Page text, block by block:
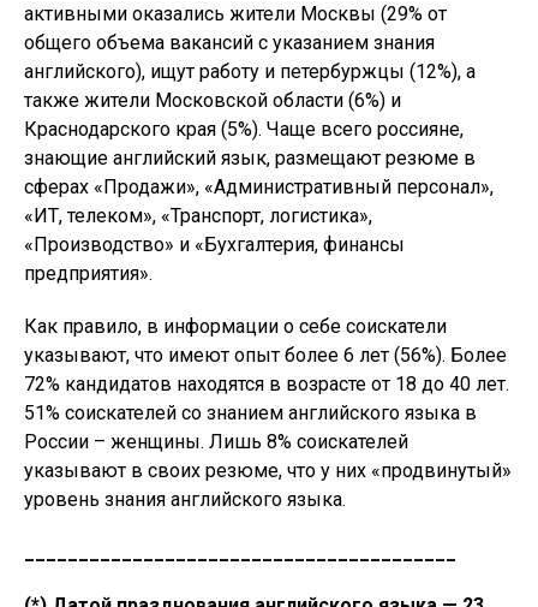
активными оказались жители Москвы (29% от
общего объема вакансий с указанием знания
английского), ищут работу и петербуржцы (12%), а
также жители Московской области (6%) и
Краснодарского края (5%). Чаще всего россияне,
знающие английский язык, размещают резюме в
сферах «Продажи», «Административный персонал»,
«ИТ, телеком», «Транспорт, логистика»,
«Производство» и «Бухгалтерия, финансы
предприятия».
Как правило, в информации о себе соискатели
указывают, что имеют опыт более 6 лет (56%). Более
72% кандидатов находятся в возрасте от 18 до 40 лет.
51% соискателей со знанием английского языка в
России – женщины. Лишь 8% соискателей
указывают в своих резюме, что у них «продвинутый»
уровень знания английского языка.